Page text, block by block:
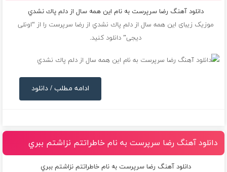
دانلود آهنگ رضا سرپرست به نام اين همه سال از دلم پاك نشدي
موزیک زیبای اين همه سال از دلم پاك نشدي از رضا سرپرست را از “اونلی
دیجی” دانلود کنید.
ادامه مطلب / دانلود
دانلود آهنگ رضا سرپرست به نام خاطراتتم نزاشتم ببري
دانلود آهنگ رضا سرپرست به نام خاطراتتم نزاشتم ببري